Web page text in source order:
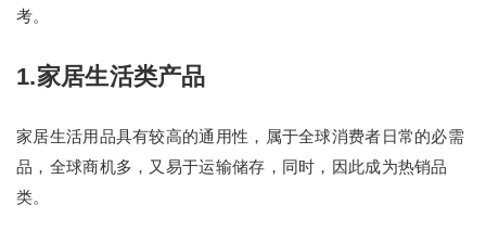
考。
1.家居生活类产品
家居生活用品具有较高的通用性，属于全球消费者日常的必需
品，全球商机多，又易于运输储存，同时，因此成为热销品
类。